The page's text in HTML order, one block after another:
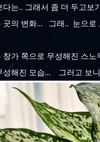
다는.. 그래서 좀 더 두고보
곳의 변화... 그래.. 눈으로
창가 쪽으로 무성해진 스
성해진 모습... 그러고 보